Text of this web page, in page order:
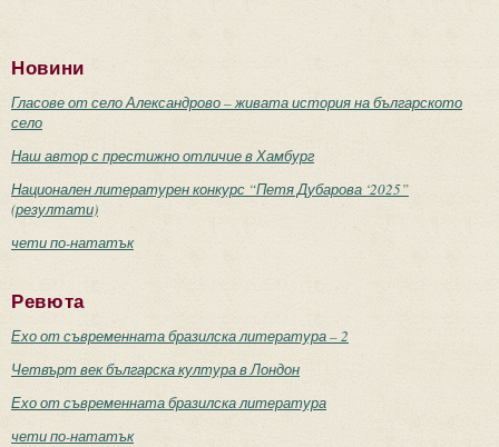
Новини
Гласове от село Александрово – живата история на българското
село
Наш автор с престижно отличие в Хамбург
Национален литературен конкурс “Петя Дубарова ‘2025”
(резултати)
чети по-нататък
Ревюта
Ехо от съвременната бразилска литература – 2
Четвърт век българска култура в Лондон
Ехо от съвременната бразилска литература
чети по-нататък